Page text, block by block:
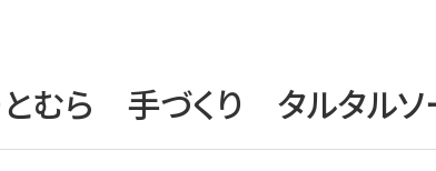
とむら 手づくり タルタルソ